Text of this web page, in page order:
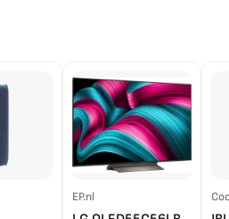
EP.nl